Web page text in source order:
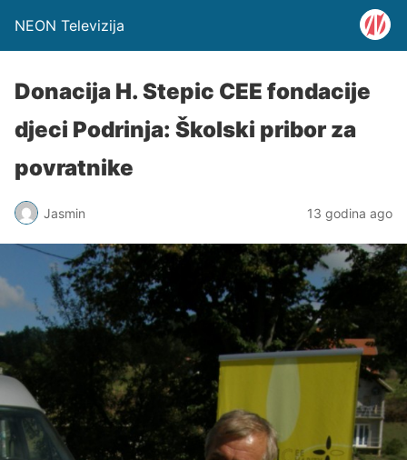
NEON Televizija
Donacija H. Stepic CEE fondacije
djeci Podrinja: Školski pribor za
povratnike
Jasmin 13 godina ago